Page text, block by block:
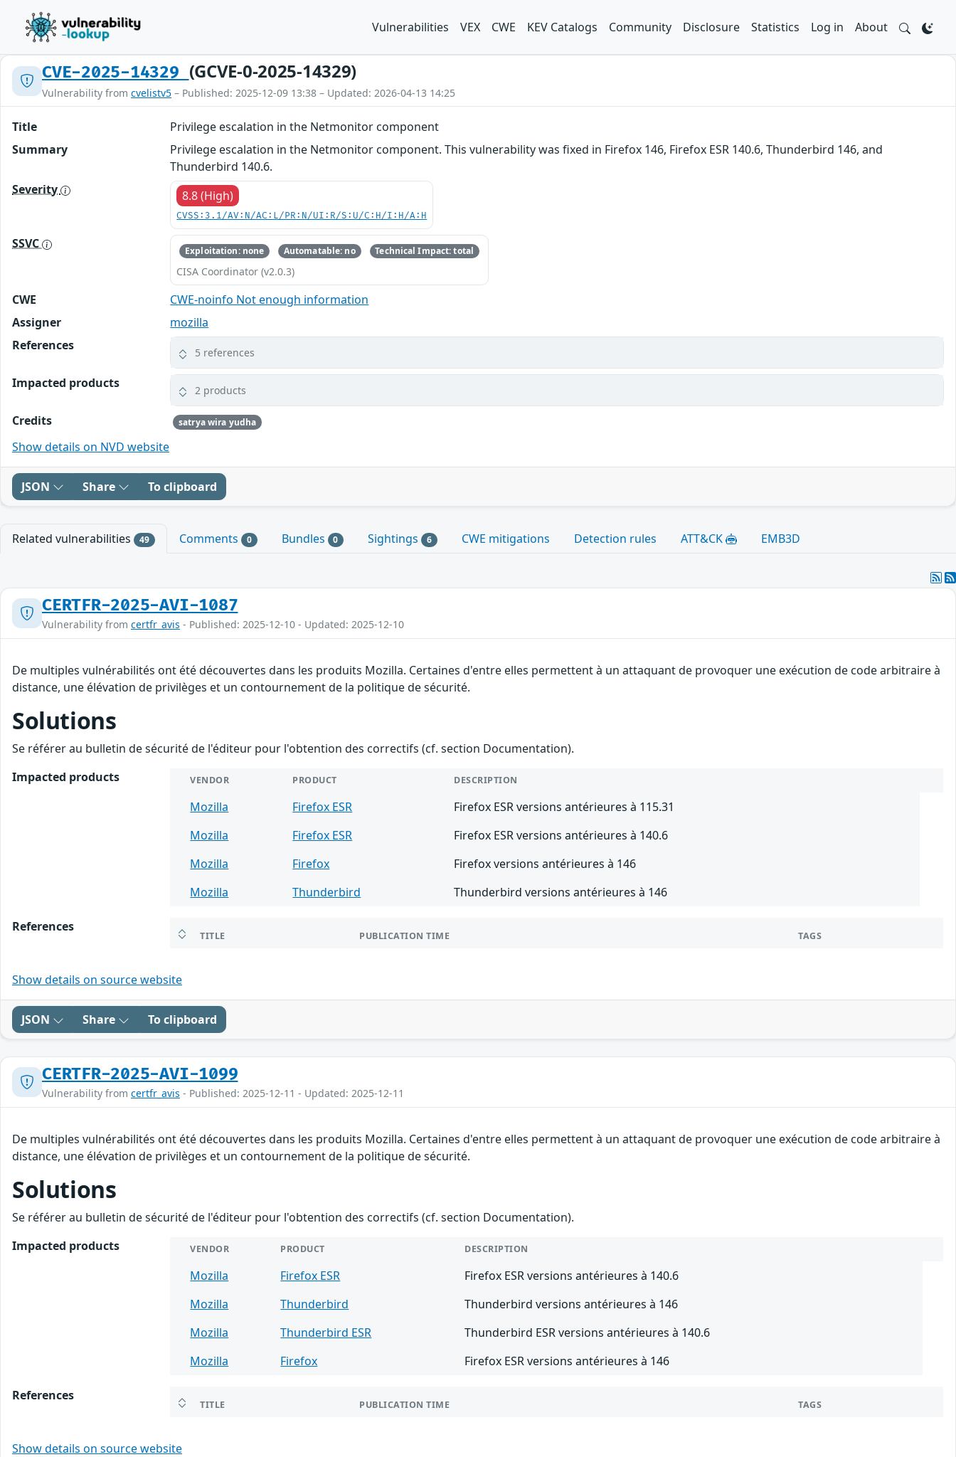
Vulnerabilities VEX CWE KEV Catalogs Community Disclosure Statistics Log in About
CVE-2025-14329 (GCVE-0-2025-14329)
Vulnerability from cvelistv5 – Published: 2025-12-09 13:38 – Updated: 2026-04-13 14:25
Title
Privilege escalation in the Netmonitor component
Summary
Privilege escalation in the Netmonitor component. This vulnerability was fixed in Firefox 146, Firefox ESR 140.6, Thunderbird 146, and
Thunderbird 140.6.
Severity
8.8 (High)
CVSS:3.1/AV:N/AC:L/PR:N/UI:R/S:U/C:H/I:H/A:H
SSVC Exploitation: none Automatable: no Technical Impact: total
CISA Coordinator (v2.0.3)
CWE
CWE-noinfo Not enough information
Assigner
mozilla
References
5 references
Impacted products 2 products
Credits satrya wira yudha
Show details on NVD website
JSON Share To clipboard
Related vulnerabilities 49 Comments 0 Bundles 0 Sightings 6 CWE mitigations Detection rules ATT&CK EMB3D
CERTFR-2025-AVI-1087
Vulnerability from certfr_avis - Published: 2025-12-10 - Updated: 2025-12-10
De multiples vulnérabilités ont été découvertes dans les produits Mozilla. Certaines d'entre elles permettent à un attaquant de provoquer une exécution de code arbitraire à
distance, une élévation de privilèges et un contournement de la politique de sécurité.
Solutions
Se référer au bulletin de sécurité de l'éditeur pour l'obtention des correctifs (cf. section Documentation).
Impacted products
VENDOR PRODUCT DESCRIPTION
Mozilla Firefox ESR
Firefox ESR versions antérieures à 115.31
Mozilla
Firefox ESR
Firefox ESR versions antérieures à 140.6
Mozilla
Firefox
Firefox versions antérieures à 146
Mozilla
Thunderbird Thunderbird versions antérieures à 146
References
TITLE PUBLICATION TIME TAGS
Show details on source website
JSON Share To clipboard
CERTFR-2025-AVI-1099
Vulnerability from certfr_avis - Published: 2025-12-11 - Updated: 2025-12-11
De multiples vulnérabilités ont été découvertes dans les produits Mozilla. Certaines d'entre elles permettent à un attaquant de provoquer une exécution de code arbitraire à
distance, une élévation de privilèges et un contournement de la politique de sécurité.
Solutions
Se référer au bulletin de sécurité de l'éditeur pour l'obtention des correctifs (cf. section Documentation).
Impacted products
VENDOR PRODUCT DESCRIPTION
Mozilla Firefox ESR
Firefox ESR versions antérieures à 140.6
Mozilla
Thunderbird
Thunderbird versions antérieures à 146
Mozilla
Thunderbird ESR
Thunderbird ESR versions antérieures à 140.6
Mozilla
Firefox Firefox ESR versions antérieures à 146
References
TITLE PUBLICATION TIME TAGS
Show details on source website